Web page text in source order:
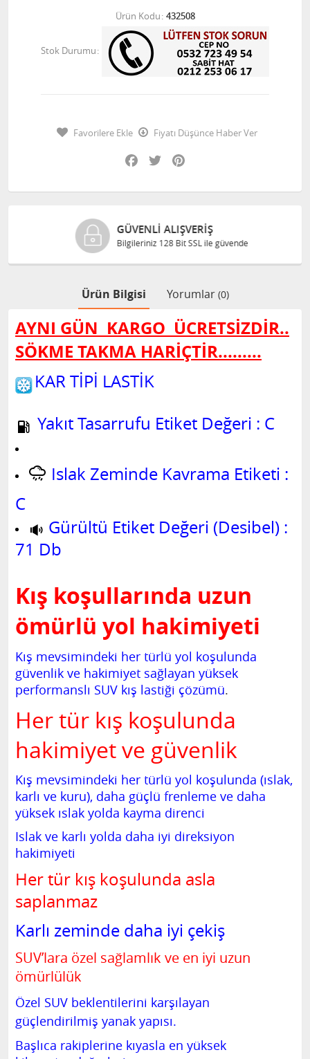
Ürün Kodu 432508
Stok Durumu
Favorilere Ekle
Fiyatı Düşünce Haber Ver
Facebook
Twitter
GÜVENLI ALIŞVERIŞ
Bilgileriniz 128 Bit SSL ile güvende
Ürün Bilgisi Yorumlar (0)
AYNI GÜN KARGO ÜCRETSİZDİR..
SÖKME TAKMA HARİÇTİR.........
KAR TİPİ LASTİK
Yakıt Tasarrufu Etiket Değeri : C
Islak Zeminde Kavrama Etiketi :
C
Gürültü Etiket Değeri (Desibel) :
71 Db
Kış koşullarında uzun
ömürlü yol hakimiyeti
Kış mevsimindeki her türlü yol koşulunda
güvenlik ve hakimiyet sağlayan yüksek
performanslı SUV kış lastiği çözümü.
Her tür kış koşulunda
hakimiyet ve güvenlik
Kış mevsimindeki her türlü yol koşulunda (ıslak,
karlı ve kuru), daha güçlü frenleme ve daha
yüksek ıslak yolda kayma direnci
Islak ve karlı yolda daha iyi direksiyon
hakimiyeti
Her tür kış koşulunda asla
saplanmaz
Karlı zeminde daha iyi çekiş
SUV’lara özel sağlamlık ve en iyi uzun
ömürlülük
Özel SUV beklentilerini karşılayan
güçlendirilmiş yanak yapısı.
Başlıca rakiplerine kıyasla en yüksek